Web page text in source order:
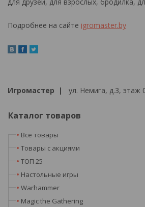
Подробнее на сайте igromaster.by
Игромастер | ул. Немига, д.3,
Каталог товаров
Все товары
Товары с акциями
ТОП 25
Настольные игры
Warhammer
Magic the Gathering